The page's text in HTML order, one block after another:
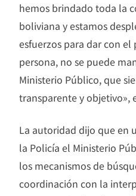
hemos brindado toda la
boliviana y estamos
esfuerzos para dar con el
persona, no se puede
Ministerio Público, que
transparente y objetivo»,
La autoridad dijo que en
la Policía el Ministerio
los mecanismos de
coordinación con la